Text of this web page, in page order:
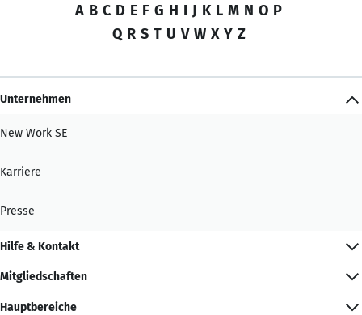
A B C D E F G H I J K L M N O P
Q R S T U V W X Y Z
Unternehmen
New Work SE
Karriere
Presse
Hilfe & Kontakt
Mitgliedschaften
Hauptbereiche